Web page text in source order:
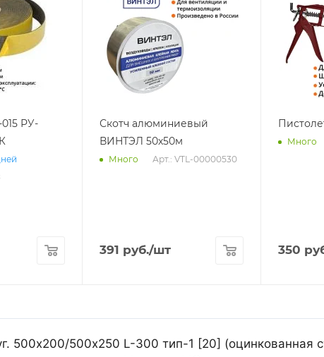
РУ-
Скотч алюминиевый
ВИНТЭЛ 50х50м
Много Арт.: VTL-00000530
391 руб./шт
Много
350
500х200/500х250 L-300 тип-1 [20] (оцинкованная